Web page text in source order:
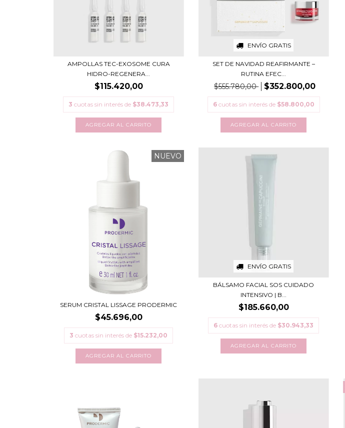
AMPOLLAS TEC-EXOSOME CURA
HIDRO-REGENERA...
$115.420,00
3 cuotas sin interés de $38.473,33
ENVÍO GRATIS
SET DE NAVIDAD REAFIRMANTE –
RUTINA EFEC...
$555.780,00 $352.800,00
6 cuotas sin interés de $58.800,00
NUEVO
SERUM CRISTAL LISSAGE PRODERMIC
$45.696,00
3 cuotas sin interés de $15.232,00
ENVÍO GRATIS
BÁLSAMO FACIAL SOS CUIDADO
INTENSIVO | B...
$185.660,00
6 cuotas sin interés de $30.943,33